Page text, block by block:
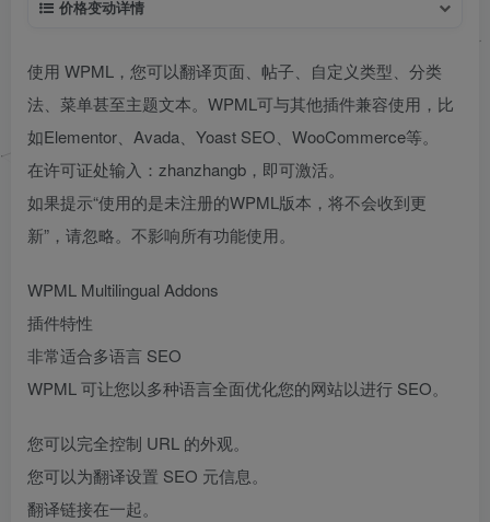
价格变动详情
使用 WPML，您可以翻译页面、帖子、自定义类型、分类
法、菜单甚至主题文本。WPML可与其他插件兼容使用，比
如Elementor、Avada、Yoast SEO、WooCommerce等。
在许可证处输入：zhanzhangb，即可激活。
如果提示“使用的是未注册的WPML版本，将不会收到更
新”，请忽略。不影响所有功能使用。
WPML Multilingual Addons
插件特性
非常适合多语言 SEO
WPML 可让您以多种语言全面优化您的网站以进行 SEO。
您可以完全控制 URL 的外观。
您可以为翻译设置 SEO 元信息。
翻译链接在一起。